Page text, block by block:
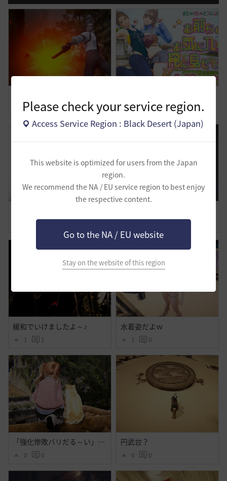
Please check your service region.
Access Service Region : Black Desert (Japan)
This website is optimized for users from the Japan
region.
We recommend the NA / EU service region to best enjoy
the respective content.
Go to the NA / EU website
Stay on the website of this region
1 0 3 0
緩和でいけましたよ～♪
1 1
水着姿だよｗ
1 0
「強化惨敗バリだる～い」「・・・」
0 0
円武台？
0 0